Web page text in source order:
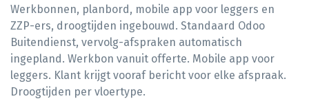
Werkbonnen, planbord, mobile app voor leggers en
ZZP-ers, droogtijden ingebouwd. Standaard Odoo
Buitendienst, vervolg-afspraken automatisch
ingepland. Werkbon vanuit offerte. Mobile app voor
leggers. Klant krijgt vooraf bericht voor elke afspraak.
Droogtijden per vloertype.